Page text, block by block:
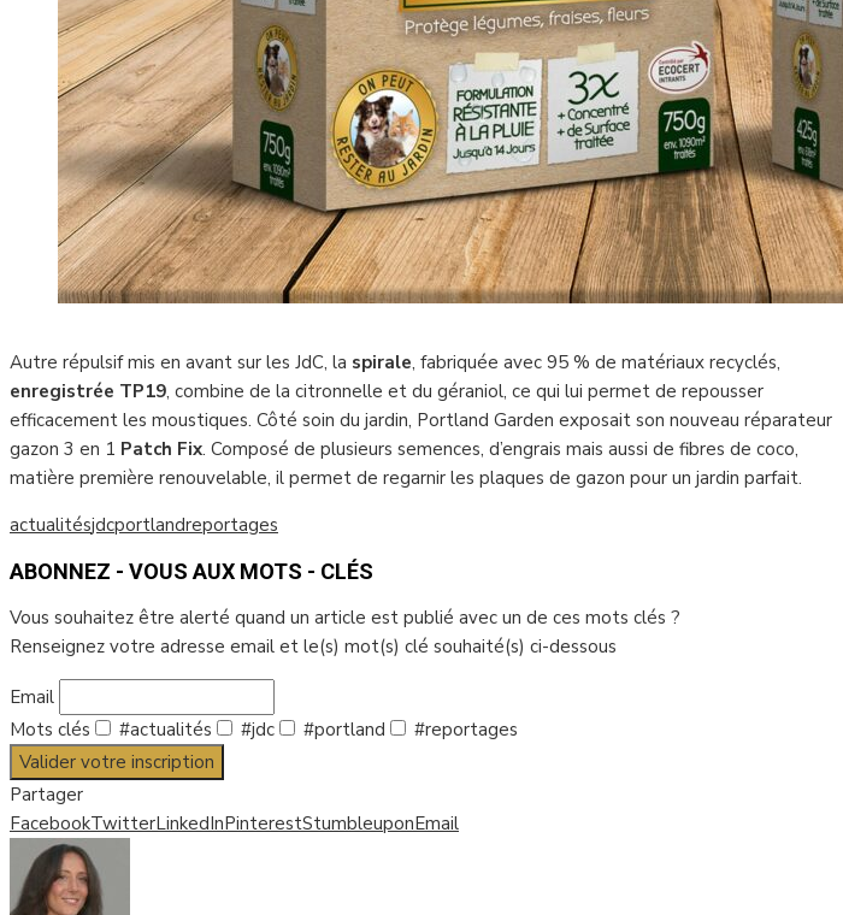
Autre répulsif mis en avant sur les JdC, la spirale, fabriquée avec 95 % de matériaux recyclés,
enregistrée TP19, combine de la citronnelle et du géraniol, ce qui lui permet de repousser
efficacement les moustiques. Côté soin du jardin, Portland Garden exposait son nouveau réparateur
gazon 3 en 1 Patch Fix. Composé de plusieurs semences, d’engrais mais aussi de fibres de coco,
matière première renouvelable, il permet de regarnir les plaques de gazon pour un jardin parfait.
actualitésjdcportlandreportages
ABONNEZ - VOUS AUX MOTS - CLÉS
Vous souhaitez être alerté quand un article est publié avec un de ces mots clés ?
Renseignez votre adresse email et le(s) mot(s) clé souhaité(s) ci-dessous
Email
Mots clés
#actualités #jdc #portland
#reportages
Valider votre inscription
Partager
FacebookTwitterLinkedInPinterestStumbleuponEmail